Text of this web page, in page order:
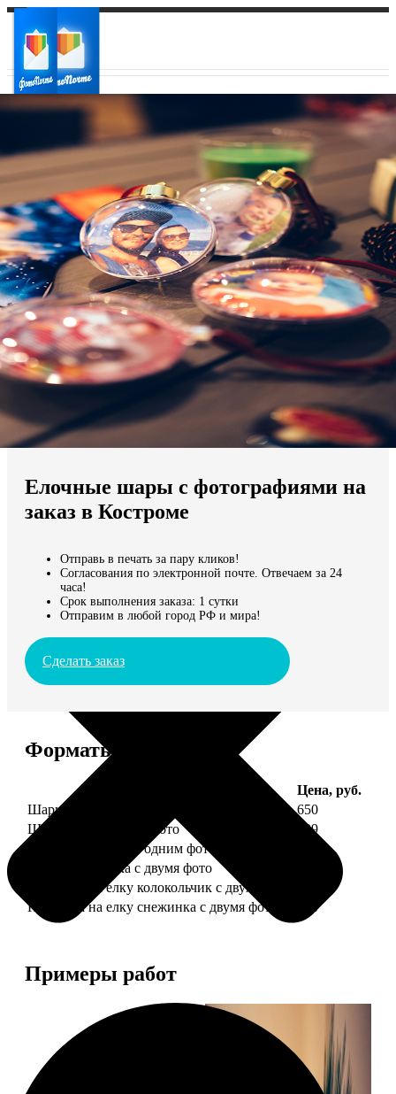
Ваш город:
Ваш регион доставки
Выберите из списка:
Мы доставляем по всему миру
Продолжить без города
Елочные шары с фотографиями на
заказ в Костроме
Отправь в печать за пару кликов!
Согласования по электронной почте. Отвечаем за 24
часа!
Срок выполнения заказа: 1 сутки
Отправим в любой город РФ и мира!
Сделать заказ
Форматы и цены
Цена, руб.
Шарик елочный с 1 фото
650
Шарик елочный с 2 фото
699
Шарик-шкатулка с одним фото
Шарик-шкатулка с двумя фото
Подвеска на елку колокольчик с двумя фото
Подвеска на елку снежинка с двумя фото
590
Примеры работ